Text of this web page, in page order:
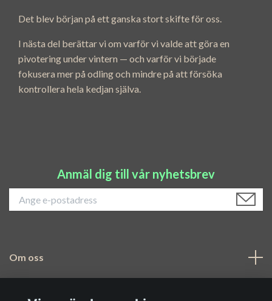
Det blev början på ett ganska stort skifte för oss.
I nästa del berättar vi om varför vi valde att göra en
pivotering under vintern — och varför vi började
fokusera mer på odling och mindre på att försöka
kontrollera hela kedjan själva.
Anmäl dig till vår nyhetsbrev
Om oss